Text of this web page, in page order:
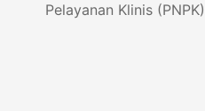
Pelayanan Klinis (PNPK)